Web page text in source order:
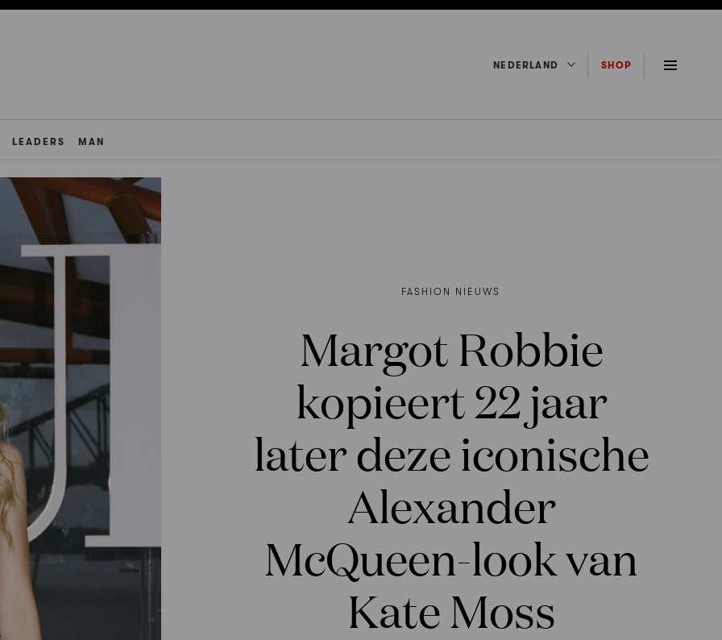
NEDERLAND SHOP
LEADERS MAN
FASHION NIEUWS
Margot Robbie
kopieert 22 jaar
later deze iconische
Alexander
McQueen-look van
Kate Moss